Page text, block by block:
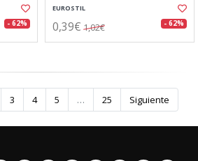
- 62%
EUROSTIL
0,39€ 1,02€ - 62%
3 4 5 … 25 Siguiente